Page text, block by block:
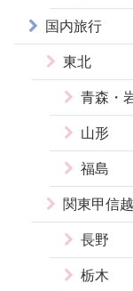
国内旅行
東北
青森・
山形
福島
関東甲信越
長野
栃木